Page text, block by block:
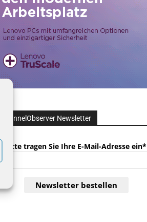
ChannelObserver Newsletter
Bitte tragen Sie Ihre E-Mail-Adresse ein*
Newsletter bestellen